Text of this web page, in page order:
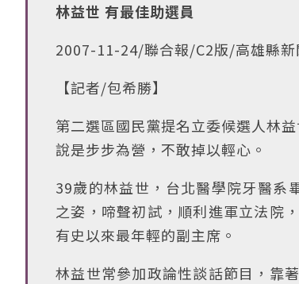
林益世 有最佳助選員
2007-11-24/聯合報/C2版/高雄縣新
【記者/包希勝】
第二選區國民黨提名立委候選人林
說是步步為營，不敢掉以輕心。
39歲的林益世，台北醫學院牙醫系
之姿，啼聲初試，順利進軍立法院
有史以來最年輕的副主席。
林益世常參加政論性談話節目，靠